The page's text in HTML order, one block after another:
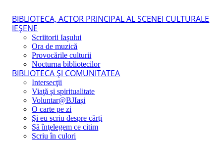
BIBLIOTECA, ACTOR PRINCIPAL AL SCENEI CULTURALE
IEŞENE
Scriitorii Iaşului
Ora de muzică
Provocările culturii
Nocturna bibliotecilor
BIBLIOTECA ŞI COMUNITATEA
Intersecţii
Viaţă şi spiritualitate
Voluntar@BJIaşi
O carte pe zi
Şi eu scriu despre cărţi
Să înţelegem ce citim
Scriu în culori